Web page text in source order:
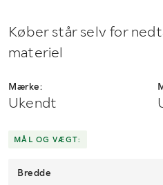
Køber står selv for
materiel
Mærke:
Ukendt
MÅL OG VÆGT:
Bredde